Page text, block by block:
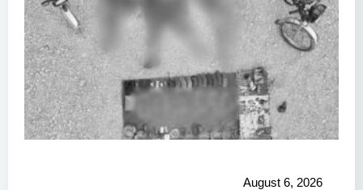
August 6, 2026